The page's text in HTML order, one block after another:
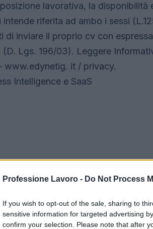
Professione Lavoro - Do Not Process
If you wish to opt-out of the sale, sharing to
sensitive information for targeted advertising
confirm your selection. Please note that after
lavorativa, la disponibilità
riferita ad ambo i sessi
di inviare il proprio cv con
Lgs. 196/03). Leggere
www.edynetig. it / privacy.
Intelligence e SaaS